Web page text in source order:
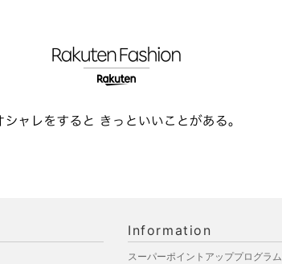
Information
スーパーポイントアッププログラム